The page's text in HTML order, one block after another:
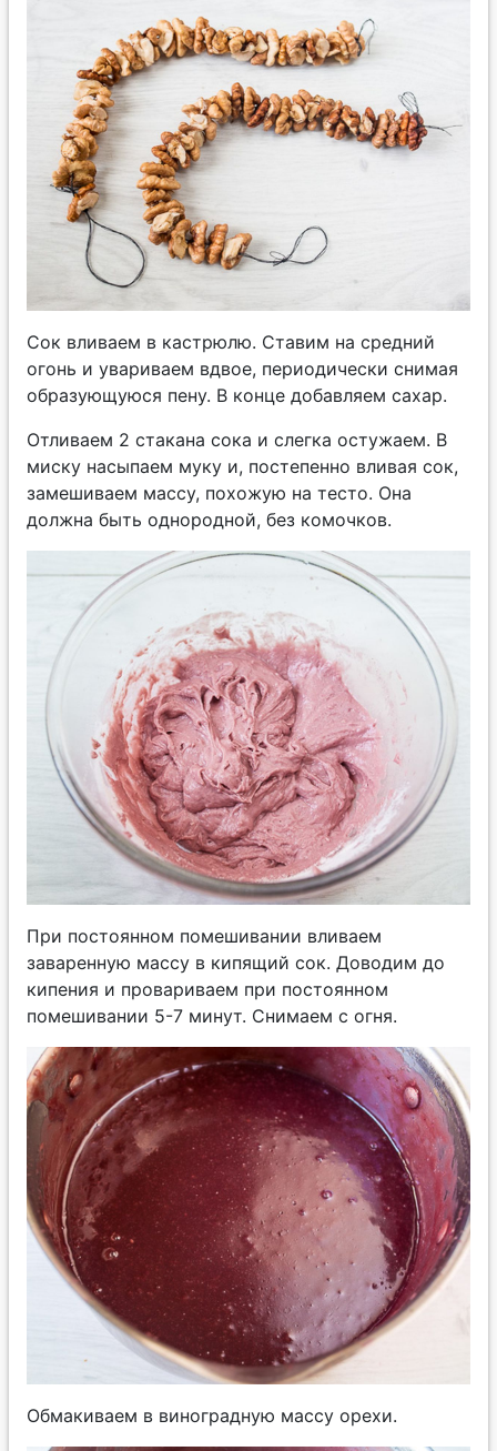
Сок вливаем в кастрюлю. Ставим на средний
огонь и увариваем вдвое, периодически снимая
образующуюся пену. В конце добавляем сахар.
Отливаем 2 стакана сока и слегка остужаем. В
миску насыпаем муку и, постепенно вливая сок,
замешиваем массу, похожую на тесто. Она
должна быть однородной, без комочков.
При постоянном помешивании вливаем
заваренную массу в кипящий сок. Доводим до
кипения и провариваем при постоянном
помешивании 5-7 минут. Снимаем с огня.
Обмакиваем в виноградную массу орехи.